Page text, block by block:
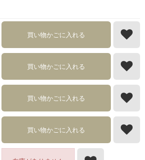
買い物かごに入れる
買い物かごに入れる
買い物かごに入れる
買い物かごに入れる